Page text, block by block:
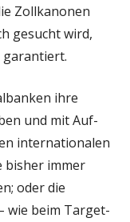
Zollkanonen
gesucht wird,
garantiert.
ihre
und mit Auf-
internationalen
bisher immer
oder die
wie beim Target-